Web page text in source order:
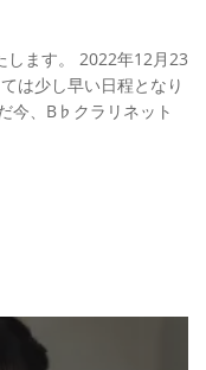
します。 2022年12月23
は少し早い日程となり
今、B♭クラリネット